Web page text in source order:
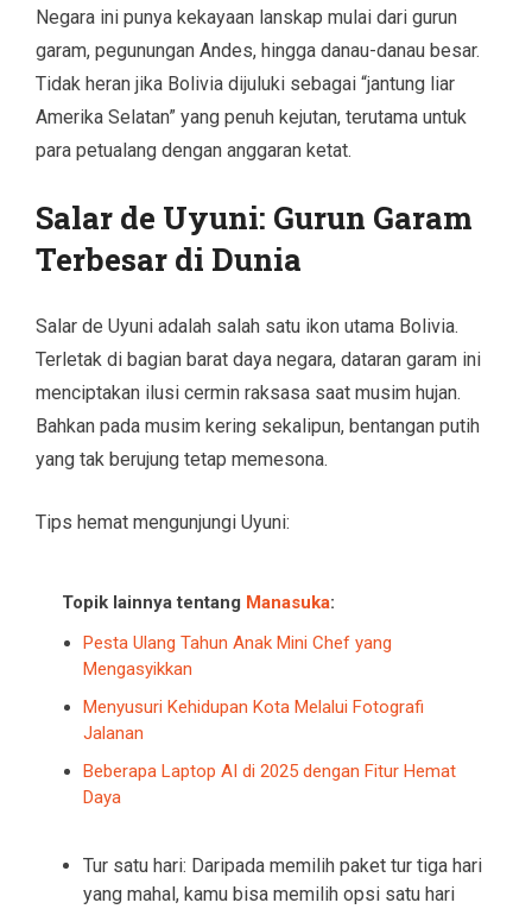
Negara ini punya kekayaan lanskap mulai dari gurun
garam, pegunungan Andes, hingga danau-danau besar.
Tidak heran jika Bolivia dijuluki sebagai “jantung liar
Amerika Selatan” yang penuh kejutan, terutama untuk
para petualang dengan anggaran ketat.
Salar de Uyuni: Gurun Garam
Terbesar di Dunia
Salar de Uyuni adalah salah satu ikon utama Bolivia.
Terletak di bagian barat daya negara, dataran garam ini
menciptakan ilusi cermin raksasa saat musim hujan.
Bahkan pada musim kering sekalipun, bentangan putih
yang tak berujung tetap memesona.
Tips hemat mengunjungi Uyuni:
Topik lainnya tentang Manasuka:
Pesta Ulang Tahun Anak Mini Chef yang
Mengasyikkan
Menyusuri Kehidupan Kota Melalui Fotografi
Jalanan
Beberapa Laptop AI di 2025 dengan Fitur Hemat
Daya
Tur satu hari: Daripada memilih paket tur tiga hari
yang mahal, kamu bisa memilih opsi satu hari